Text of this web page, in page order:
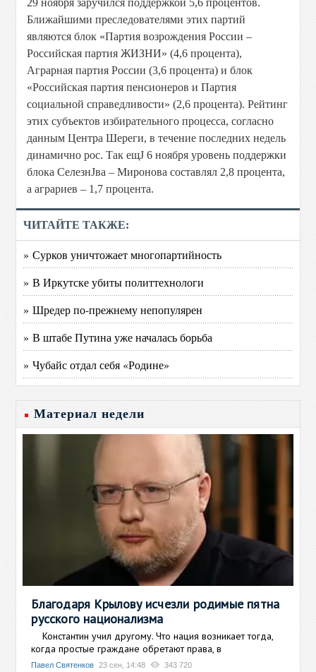
29 ноября заручился поддержкой 5,6 процентов.
Ближайшими преследователями этих партий
являются блок «Партия возрождения России –
Российская партия ЖИЗНИ» (4,6 процента),
Аграрная партия России (3,6 процента) и блок
«Российская партия пенсионеров и Партия
социальной справедливости» (2,6 процента). Рейтинг
этих субъектов избирательного процесса, согласно
данным Центра Шереги, в течение последних недель
динамично рос. Так ещЈ 6 ноября уровень поддержки
блока СелезнЈва – Миронова составлял 2,8 процента,
а аграриев – 1,7 процента.
ЧИТАЙТЕ ТАКЖЕ:
» Сурков уничтожает многопартийность
» В Иркутске убиты политтехнологи
» Шредер по-прежнему непопулярен
» В штабе Путина уже началась борьба
» Чубайс отдал себя «Родине»
Материал недели
Благодаря Крылову исчезли родимые пятна
русского национализма
Константин учил другому. Что нация возникает тогда,
когда простые граждане обретают права, в
Павел Святенков 23 сен, 14:48 343 720